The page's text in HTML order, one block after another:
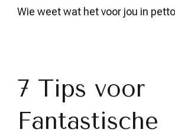
Wie weet wat het voor jou in
7 Tips voor
Fantastische